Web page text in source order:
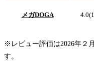
メガDOGA
※レビュー評価は2026年２
す。